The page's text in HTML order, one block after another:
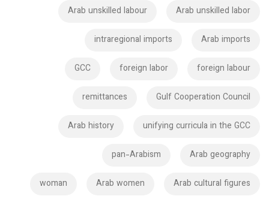
Arab unskilled labor
Arab unskilled labour
Arab imports
intraregional imports
foreign labour
foreign labor
GCC
Gulf Cooperation Council
remittances
unifying curricula in the GCC
Arab history
Arab geography
pan-Arabism
Arab cultural figures
Arab women
woman